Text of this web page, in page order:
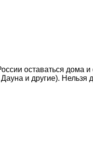
оставаться дома
и другие). Нельзя